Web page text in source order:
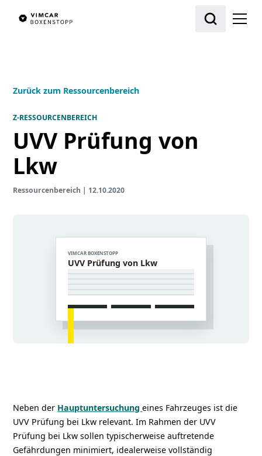
Zurück zum Ressourcenbereich
Z-RESSOURCENBEREICH
UVV Prüfung von
Lkw
Ressourcenbereich | 12.10.2020
VIMCAR BOXENSTOPP
UVV Prüfung von Lkw
Neben der Hauptuntersuchungeines Fahrzeuges ist die
UVV Prüfung bei Lkw relevant. Im Rahmen der UVV
Prüfung bei Lkw sollen typischerweise auftretende
Gefährdungen minimiert, idealerweise vollständig